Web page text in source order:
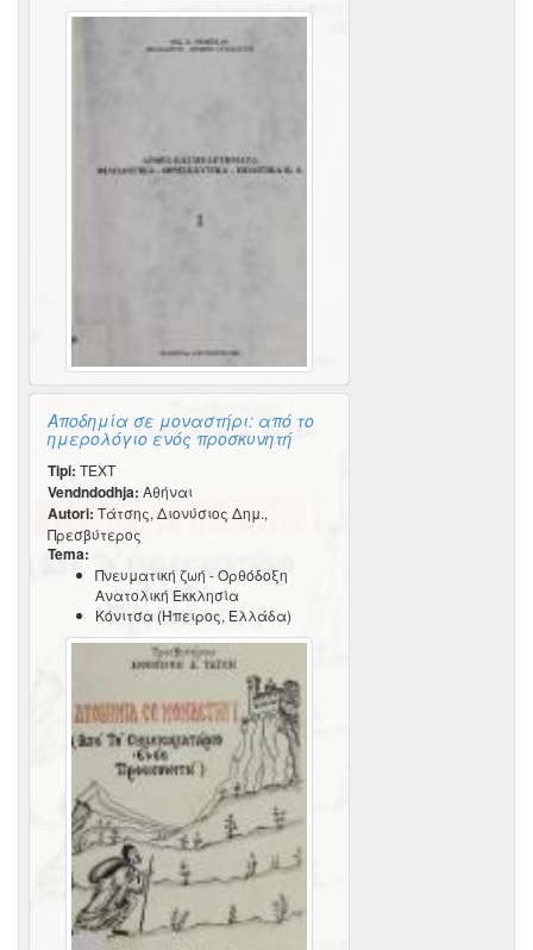
Αποδημία σε μοναστήρι: από το
ημερολόγιο ενός προσκυνητή
Tipi: TEXT
Vendndodhja: Αθήναι
Autori: Τάτσης, Διονύσιος Δημ.,
Πρεσβύτερος
Tema:
Πνευματική ζωή - Ορθόδοξη
Ανατολική Εκκλησία
Κόνιτσα (Ήπειρος, Ελλάδα)